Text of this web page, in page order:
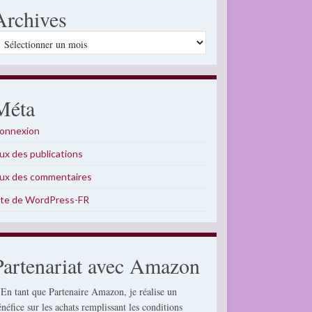
des publications
des commentaires
de WordPress-FR
avec Amazon
tant que Partenaire Amazon, je réalise un
sur les achats remplissant les conditions